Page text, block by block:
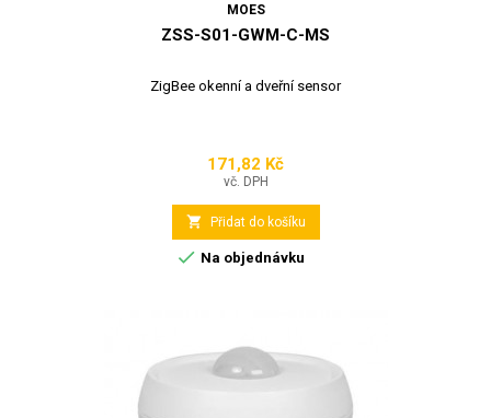
MOES
ZSS-S01-GWM-C-MS
ZigBee okenní a dveřní sensor
Cena
171,82 Kč
vč. DPH
 Přidat do košíku
 Na objednávku